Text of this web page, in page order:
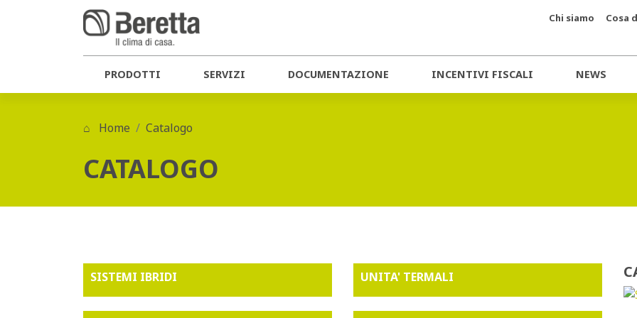
PRODOTTI SERVIZI DOCUMENTAZIONE INCENTIVI FISCALI NEWS
Chi siamo Cosa
Home Catalogo
CATALOGO
SISTEMI IBRIDI UNITA' TERMALI